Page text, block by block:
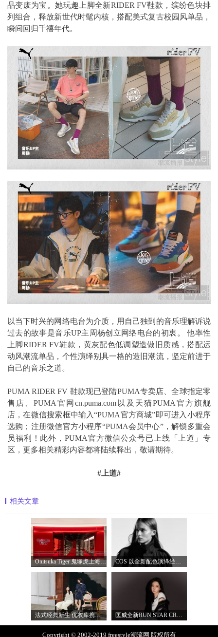
品变废为宝。她玩趣上脚全新RIDER FV鞋款，缤纷色块排
列组合，释放新世代时髦内核，搭配美式复古校园风单品，
瞬间回归千禧年代。
以当下时兴的网络电台为介质，用自己独到的音乐理解诉说
过去的故事是音乐UP主周杨创立网络电台的初衷。 他率性
上脚RIDER FV鞋款，黄灰配色低调塑造做旧质感，搭配运
动风潮流单品，个性演绎别具一格的造旧潮流，坚定前进于
自己的音乐之道。
PUMA RIDER FV 鞋款现已登陆PUMA专卖店、全球指定零
售店、PUMA官网cn.puma.com以及天猫PUMA官方旗舰
店，在微信搜索框中输入“PUMA官方商城”即可进入小程序
选购；注册微信官方小程序“PUMA会员中心”，解锁多重会
员福利！此外，PUMA官方微信公众号已上线「上道」专
区，更多相关精彩内容都将陆续释出，敬请期待。
#上道#
相关文章
Onitsuka Tiger 鬼塚虎上海环贸 iapm 概念店盛 COS 以全新配色演绎经典漏斗领风衣
法式经典新生 优衣库携手COMPTOIR DES COTO 匡威全新RUN STAR CRUSH「小鲨鱼厚底鞋」飒
Copyright © 2002-2019 freestyle潮流网 版权所有